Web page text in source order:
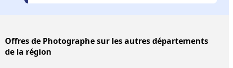
Offresde Photographe sur les autres départements
de la région